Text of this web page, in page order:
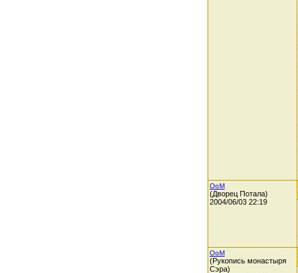
OoM
(Дворец Потала)
2004/06/03 22:19
OoM
(Рукопись монастыря
Сэра)